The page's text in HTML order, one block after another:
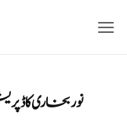
نور بخاری کا